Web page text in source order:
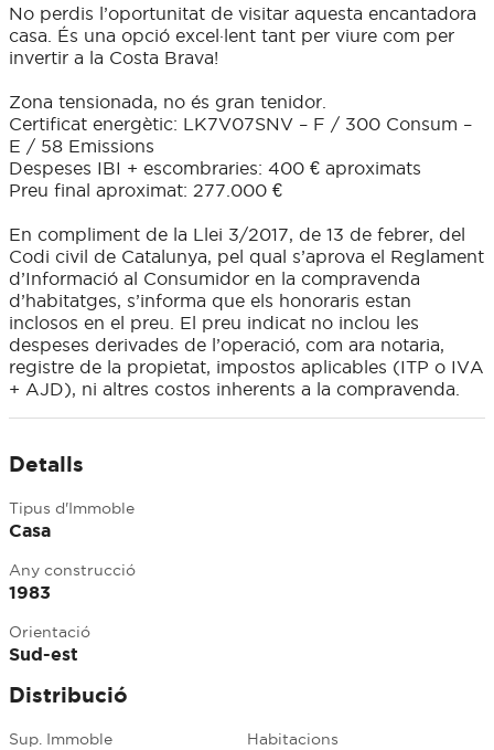
No perdis l’oportunitat de visitar aquesta encantadora
casa. És una opció excel·lent tant per viure com per
invertir a la Costa Brava!
Zona tensionada, no és gran tenidor.
Certificat energètic: LK7V07SNV – F / 300 Consum –
E / 58 Emissions
Despeses IBI + escombraries: 400 € aproximats
Preu final aproximat: 277.000 €
En compliment de la Llei 3/2017, de 13 de febrer, del
Codi civil de Catalunya, pel qual s’aprova el Reglament
d’Informació al Consumidor en la compravenda
d’habitatges, s’informa que els honoraris estan
inclosos en el preu. El preu indicat no inclou les
despeses derivades de l’operació, com ara notaria,
registre de la propietat, impostos aplicables (ITP o IVA
+ AJD), ni altres costos inherents a la compravenda.
Detalls
Tipus d'Immoble
Casa
Any construcció
1983
Orientació
Sud-est
Distribució
Sup. Immoble Habitacions